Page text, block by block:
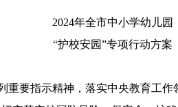
2024年全市中小学幼儿园
“护校安园”专项行动方案
要指示精神，落实中央教育工